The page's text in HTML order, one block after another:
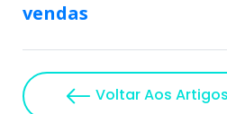
vendas
Voltar Aos Artigos